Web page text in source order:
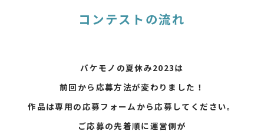
コンテストの流れ
バケモノの夏休み2023は
前回から応募方法が変わりました！
作品は専用の応募フォームから 応募してください。
ご応募の先着順に運営側が